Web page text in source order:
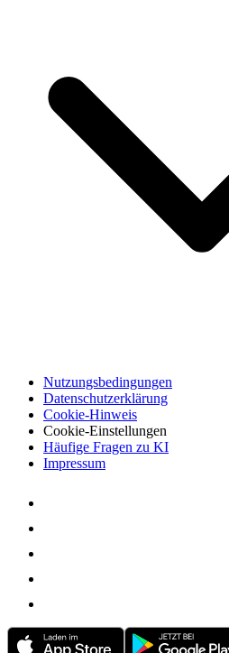
Nutzungsbedingungen
Datenschutzerklärung
Cookie-Hinweis
Cookie-Einstellungen
Häufige Fragen zu KI
Impressum